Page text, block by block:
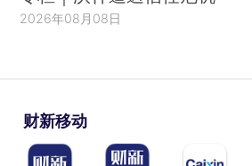
2026年08月08日
财新移动